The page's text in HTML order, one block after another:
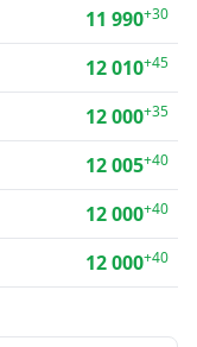
11 990+30
12 010+45
12 000+35
12 005+40
12 000+40
12 000+40